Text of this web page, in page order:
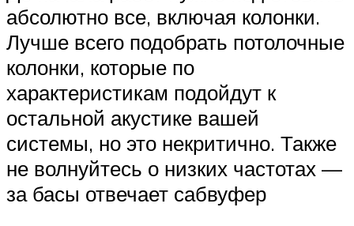
абсолютно все, включая колонки.
Лучше всего подобрать потолочные
колонки, которые по
характеристикам подойдут к
остальной акустике вашей
системы, но это некритично. Также
не волнуйтесь о низких частотах —
за басы отвечает сабвуфер